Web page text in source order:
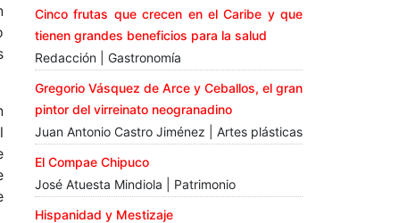
Cinco frutas que crecen en el Caribe y que
tienen grandes beneficios para la salud
Redacción | Gastronomía
Gregorio Vásquez de Arce y Ceballos, el gran
pintor del virreinato neogranadino
Juan Antonio Castro Jiménez | Artes plásticas
El Compae Chipuco
José Atuesta Mindiola | Patrimonio
Hispanidad y Mestizaje